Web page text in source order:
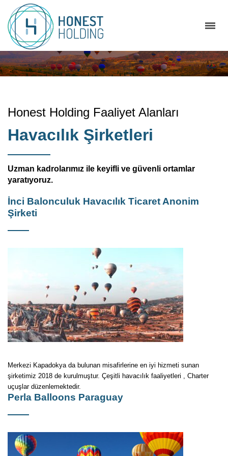
Honest Holding Faaliyet Alanları
Havacılık Şirketleri
Uzman kadrolarımız ile keyifli ve güvenli ortamlar
yaratıyoruz.
İnci Balonculuk Havacılık Ticaret Anonim
Şirketi
Merkezi Kapadokya da bulunan misafirlerine en iyi hizmeti sunan
şirketimiz 2018 de kurulmuştur. Çeşitli havacılık faaliyetleri , Charter
uçuşlar düzenlemektedir.
Perla Balloons Paraguay